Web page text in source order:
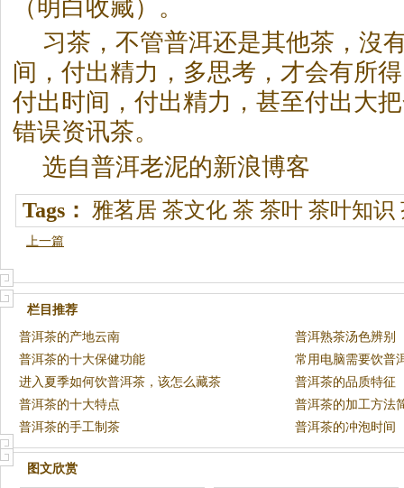
（明白收藏）。
习茶，不管普洱还是其他茶，沒
间，付出精力，多思考，才会有所
付出时间，付出精力，甚至付出大
错误资讯茶。
选自普洱老泥的新浪博客
Tags： 雅茗居 茶文化 茶 茶叶 茶叶知识
上一篇
栏目推荐
普洱茶的产地云南
普洱熟茶汤色辨别
普洱茶的十大保健功能
常用电脑需要饮普
进入夏季如何饮普洱茶，该怎么藏茶
普洱茶的品质特征
普洱茶的十大特点
普洱茶的加工方法
普洱茶的手工制茶
普洱茶的冲泡时间
图文欣赏